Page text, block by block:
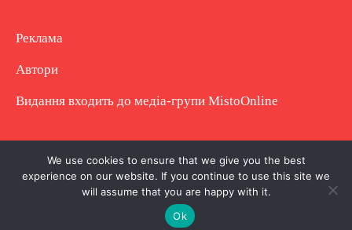
Реклама
Автори
Видання входить до медіа-групи MistoOnline
Copyright © Повне використання матеріалу
заборонено. Частково можна з гіперпосиланням.
We use cookies to ensure that we give you the best
experience on our website. If you continue to use this site we
will assume that you are happy with it.
Ok